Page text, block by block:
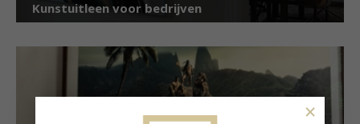
Kunstuitleen voor bedrijven
×